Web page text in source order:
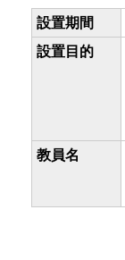
設置期間
設置目的
教員名